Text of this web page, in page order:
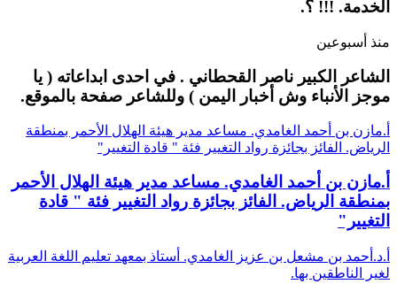
الخدمة. !!! ؟.
منذ أسبوعين
الشاعر الكبير ناصر القحطاني . في احدى ابداعاته ( يا
موجز الأنباء وش أخبار اليمن ) وللشاعر صفحة بالموقع.
أ.مازن بن أحمد الغامدي. مساعد مدير هيئة الهلال الأحمر بمنطقة
الرياض. الفائز بجائزة رواد التغيير فئة " قادة التغيير"
أ.مازن بن أحمد الغامدي. مساعد مدير هيئة الهلال الأحمر
بمنطقة الرياض. الفائز بجائزة رواد التغيير فئة " قادة
التغيير"
أ.د.أحمد بن مشعل بن عزيز الغامدي. أستاذ بمعهد تعليم اللغة العربية
لغير الناطقين بها.